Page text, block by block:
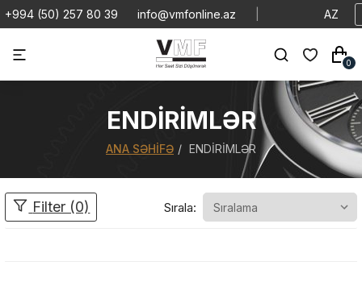
+994 (50) 257 80 39 info@vmfonline.az AZ
0
ENDIRIMLƏR
ANA SƏHIFƏ ENDIRIMLƏR
Filter (0) Sırala: